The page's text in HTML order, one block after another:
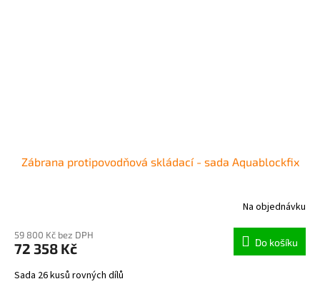
Zábrana protipovodňová skládací - sada Aquablockfix
Na objednávku
59 800 Kč bez DPH
72 358 Kč Do košíku
Sada 26 kusů rovných dílů